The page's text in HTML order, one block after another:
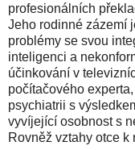
profesionálních
Jeho rodinné zázemí
problémy se svou
inteligenci a
účinkování v
počítačového
psychiatrii s
vyvíjející osobnost s
Rovněž vztahy otce